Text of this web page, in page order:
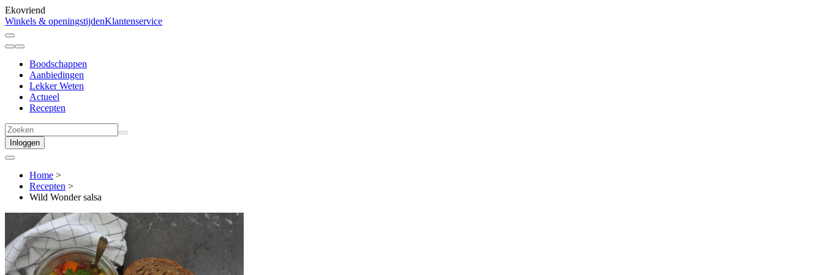
Ekovriend
Winkels & openingstijdenKlantenservice
Boodschappen
Aanbiedingen
Lekker Weten
Actueel
Recepten
Inloggen
Home >
Recepten >
Wild Wonder salsa